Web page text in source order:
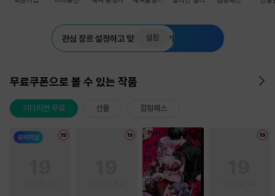
관심 장르 설정하고 맞춤 추천 받기
설정
무료쿠폰으로 볼 수 있는 작품
기다리면 무료 선물 점핑패스